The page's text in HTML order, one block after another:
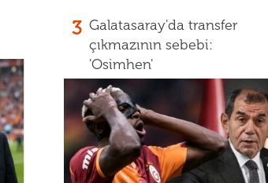
3 Galatasaray'da transfer
çıkmazının sebebi:
'Osimhen'